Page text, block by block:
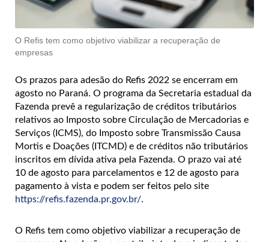
O Refis tem como objetivo viabilizar a recuperação de
empresas
Os prazos para adesão do Refis 2022 se encerram em
agosto no Paraná. O programa da Secretaria estadual da
Fazenda prevê a regularização de créditos tributários
relativos ao Imposto sobre Circulação de Mercadorias e
Serviços (ICMS), do Imposto sobre Transmissão Causa
Mortis e Doações (ITCMD) e de créditos não tributários
inscritos em dívida ativa pela Fazenda. O prazo vai até
10 de agosto para parcelamentos e 12 de agosto para
pagamento à vista e podem ser feitos pelo site
https://refis.fazenda.pr.gov.br/.
O Refis tem como objetivo viabilizar a recuperação de